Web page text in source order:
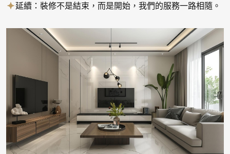
延續：裝修不是結束，而是開始，我們的服務一路相隨。